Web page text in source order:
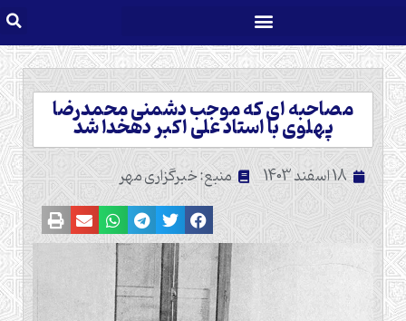
مصاحبه ای که موجب دشمنی محمدرضا
پهلوی با استاد علی اکبر دهخدا شد
18 اسفند 1403 منبع: خبرگزاری مهر